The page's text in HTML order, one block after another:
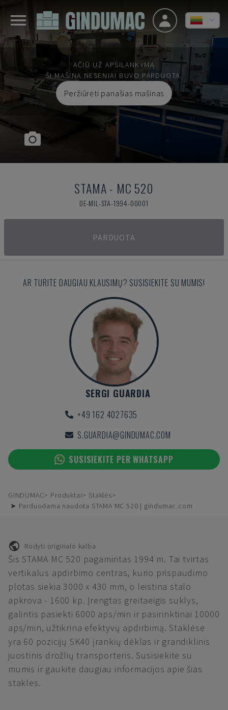
AČIŪ UŽ APSILANKYMĄ
ŠI MAŠINA NESENIAI BUVO PARDUOTA.
Peržiūrėti panašias mašinas
STAMA- MC 520
DE-MIL-STA-1994-00001
PARDUOTA
AR TURITE DAUGIAU KLAUSIMŲ? SUSISIEKITE SU MUMIS!
SERGI GUARDIA
+49 162 4027635
S.GUARDIA@GINDUMAC.COM
SUSISIEKITE PER WHATSAPP
GINDUMAC Produktai
Staklės
➤ Parduodama naudota STAMA MC 520 | gindumac.com
Rodyti originalo kalba
Šis STAMA MC 520 pagamintas 1994 m. Tai tvirtas
vertikalus apdirbimo centras, kurio prispaudimo
plotas siekia 3000 x 430 mm, o leistina stalo
apkrova - 1600 kp. Įrengtas greitaeigis suklys,
galintis pasiekti 6000 aps/min ir pasirinktinai 10000
aps/min, užtikrina efektyvų apdirbimą. Staklėse
yra 60 pozicijų SK40 įrankių dėklas ir grandiklinis
juostinis drožlių transporteris. Susisiekite su
mumis ir gaukite daugiau informacijos apie šias
stakles.